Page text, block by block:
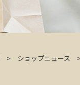
ショップニュース